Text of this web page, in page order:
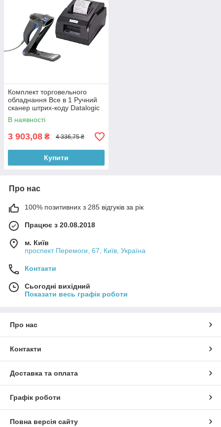
Комплект торговельного
обладнання Все в 1 Ручний
сканер штрих-коду Datalogic
QuickScan Lite QW2100 +
Принтер чеків Xprinter XP-58I
В наявності
3 903,08 ₴ 4 336,75 ₴
Купити
Про нас
100% позитивних з 285 відгуків за рік
Працює з 20.08.2018
м. Київ
проспект Перемоги, 67, Київ, Україна
Контакти
Сьогодні вихідний
Показати весь графік роботи
Про нас
Контакти
Доставка та оплата
Графік роботи
Повна версія сайту